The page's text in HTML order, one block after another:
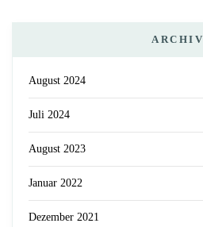
ARCHIV
August 2024
Juli 2024
August 2023
Januar 2022
Dezember 2021